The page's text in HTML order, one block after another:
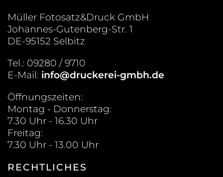
Müller Fotosatz&Druck GmbH
Johannes-Gutenberg-Str. 1
DE-95152 Selbitz
Tel.: 09280 / 9710
E-Mail: info@druckerei-gmbh.de
Öffnungszeiten:
Montag - Donnerstag:
7.30 Uhr - 16.30 Uhr
Freitag:
7.30 Uhr - 13.00 Uhr
RECHTLICHES